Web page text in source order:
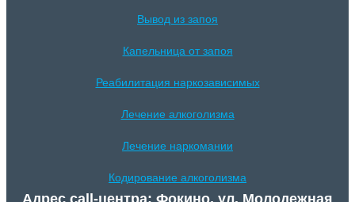
Вывод из запоя
Капельница от запоя
Реабилитация наркозависимых
Лечение алкоголизма
Лечение наркомании
Кодирование алкоголизма